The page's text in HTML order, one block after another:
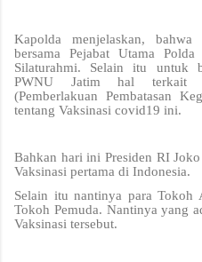
Kapolda menjelaskan,
bersama Pejabat Utama
Silaturahmi. Selain itu untuk
PWNU Jatim hal terkait
(Pemberlakuan Pembatasan
tentang Vaksinasi covid19 ini.
Bahkan hari ini Presiden RI
Vaksinasi pertama di Indonesia.
Selain itu nantinya para Tokoh
Tokoh Pemuda. Nantinya yang
Vaksinasi tersebut.